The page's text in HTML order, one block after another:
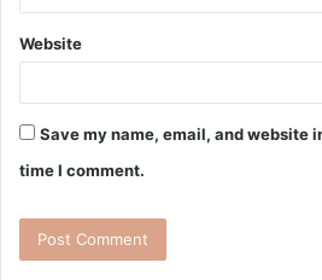
Website
Save my name, email, and website
time I comment.